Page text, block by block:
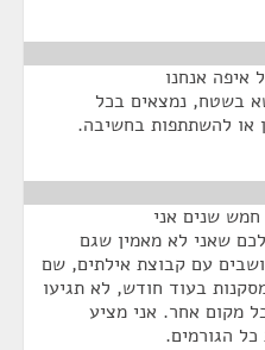
איפה אנחנו
בשטח, נמצאים בכל
או להשתתפות בחשיבה.
שנים אני
שאני לא מאמין שגם
עם קבוצת אילתים, שם
בעוד חודש, לא תגיעו
מקום אחר. אני מציע
כל הגורמים.